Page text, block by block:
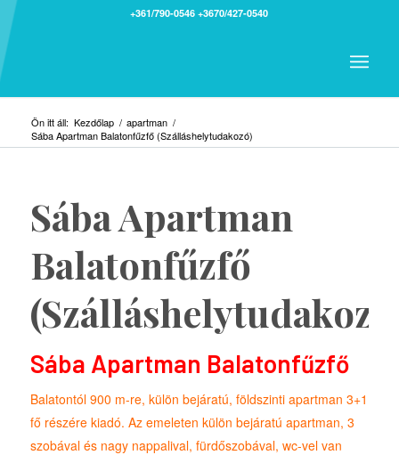
+361/790-0546 +3670/427-0540
Ön itt áll: Kezdőlap / apartman /
Sába Apartman Balatonfűzfő (Szálláshelytudakozó)
Sába Apartman
Balatonfűzfő
Sába Apartman Balatonfűzfő
Balatontól 900 m-re, külön bejáratú, földszinti apartman 3+1
fő részére kiadó. Az emeleten külön bejáratú apartman, 3
szobával és nagy nappalival, fürdőszobával, wc-vel van